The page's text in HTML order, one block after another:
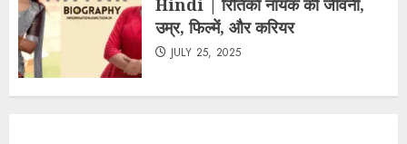
Hindi | रितिका नायक की जीवनी,
उम्र, फिल्में, और करियर
JULY 25, 2025